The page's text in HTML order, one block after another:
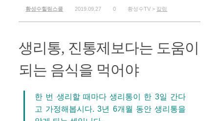
황성수힐링스쿨 2019.09.27 0 황성수TV > 칼럼
생리통, 진통제보다는 도움이
되는 음식을 먹어야
한 번 생리할 때마다 생리통이 한 3일 간다
고 가정해봅시다. 3년 6개월 동안 생리통을